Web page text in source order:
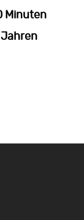
Minuten
Jahren